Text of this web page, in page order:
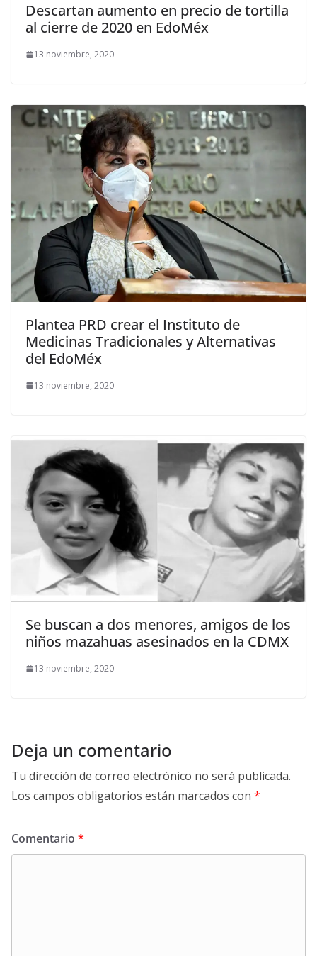
Descartan aumento en precio de tortilla
al cierre de 2020 en EdoMéx
13 noviembre, 2020
Plantea PRD crear el Instituto de
Medicinas Tradicionales y Alternativas
del EdoMéx
13 noviembre, 2020
Se buscan a dos menores, amigos de los
niños mazahuas asesinados en la CDMX
13 noviembre, 2020
Deja un comentario
Tu dirección de correo electrónico no será publicada.
Los campos obligatorios están marcados con *
Comentario *